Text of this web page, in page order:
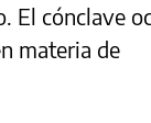
El cónclave
materia de